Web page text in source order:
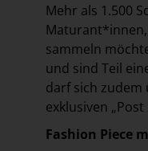
Mehr als 1.500
sammeln
und sind Teil
darf sich zudem
exklusiven
Fashion Piece